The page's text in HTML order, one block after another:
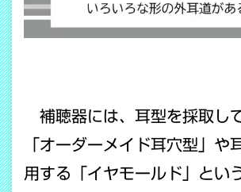
補聴器には、耳型を採取し
「オーダーメイド耳穴型」や
用する「イヤモールド」とい